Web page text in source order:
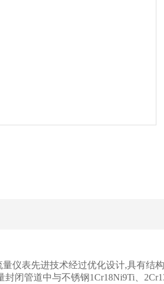
量仪表先进技术经过优化设计,具有结
闭管道中与不锈钢1Cr18Ni9Ti、